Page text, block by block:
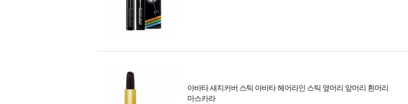
아바타 새치커버 스틱 아바타 헤어라인 스틱 옆머리 앞머리 흰머리
마스카라